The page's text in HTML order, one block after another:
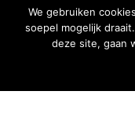
We gebruiken
soepel mogelijk
deze site, gaan